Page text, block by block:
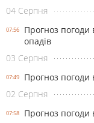
04 Серпня
07:56
Прогноз погоди
опадів
03 Серпня
07:49
Прогноз погоди
02 Серпня
07:58
Прогноз погоди